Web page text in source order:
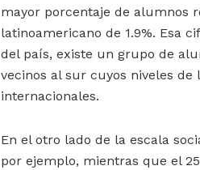
mayor porcentaje de alumnos
latinoamericano de 1.9%. Esa
del país, existe un grupo de
vecinos al sur cuyos niveles
internacionales.
En el otro lado de la escala
por ejemplo, mientras que el